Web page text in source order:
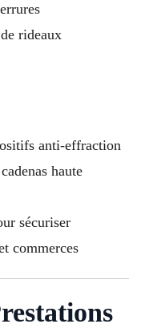
rideaux
anti-effraction
haute
sécuriser
commerces